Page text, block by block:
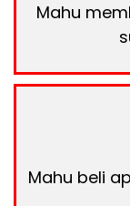
Mahu
Mahu beli